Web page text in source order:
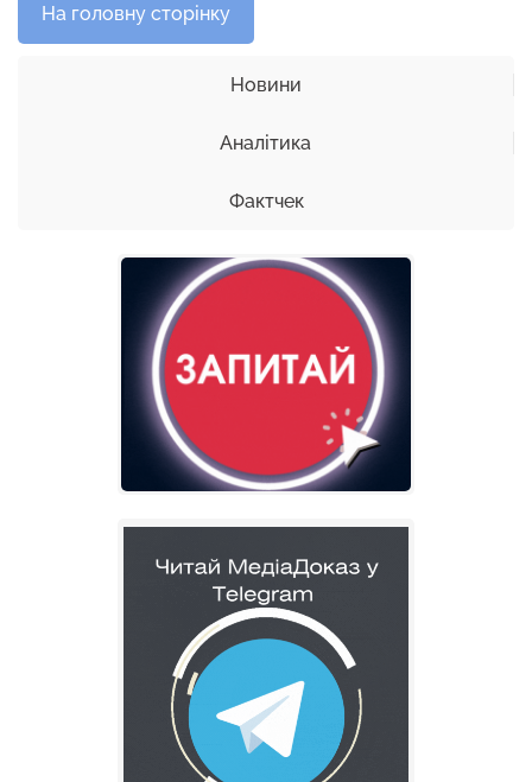
На головну сторінку
Новини
Аналітика
Фактчек